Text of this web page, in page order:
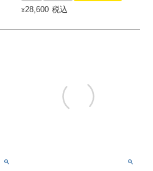
¥28,600 税込